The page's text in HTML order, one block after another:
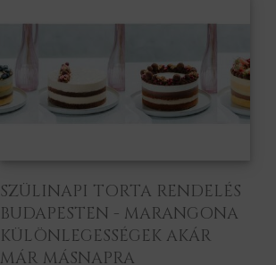
SZÜLINAPI TORTA RENDELÉS
BUDAPESTEN - MARANGONA
KÜLÖNLEGESSÉGEK AKÁR
MÁR MÁSNAPRA